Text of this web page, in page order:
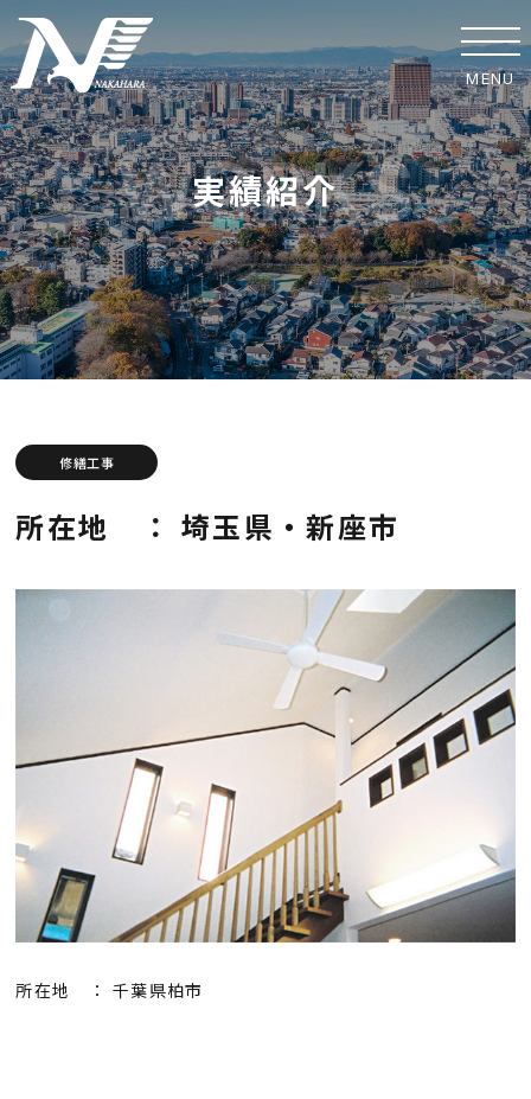
MENU
ホーム
事業紹介
実績紹介
中原工業の取り組み
安全への取り組み
協力業者の皆様へ
お問い合わせ
プライバシーポリシー
実績紹介
修繕工事
所在地 ： 埼玉県・新座市
所在地 ： 千葉県柏市